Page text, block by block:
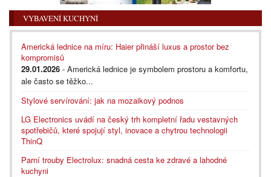
VYBAVENÍ KUCHYNÍ
Americká lednice na míru: Haier přináší luxus a prostor bez
kompromisů
29.01.2026 - Americká lednice je symbolem prostoru a komfortu,
ale často se těžko...
Stylové servírování: jak na mozaikový podnos
LG Electronics uvádí na český trh kompletní řadu vestavných
spotřebičů, které spojují styl, inovace a chytrou technologii
ThinQ
Parní trouby Electrolux: snadná cesta ke zdravé a lahodné
kuchyni